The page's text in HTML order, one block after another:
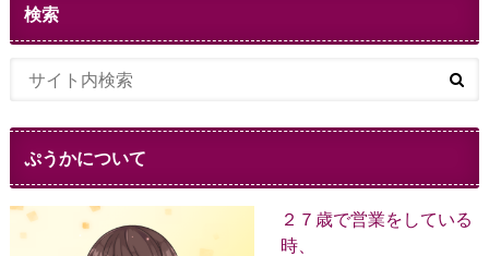
検索
ぷうかについて
２７歳で営業をしている
時、